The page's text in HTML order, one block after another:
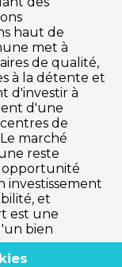
haut de
met à
de qualité,
à la détente et
d'investir à
d'une
de
marché
reste
opportunité
investissement
et
est une
bien